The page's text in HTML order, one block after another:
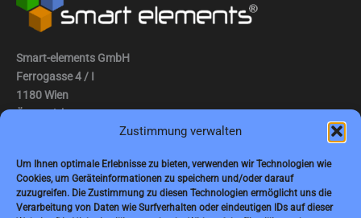
Zustimmung verwalten
Um Ihnen optimale Erlebnisse zu bieten, verwenden wir Technologien wie
Cookies, um Geräteinformationen zu speichern und/oder darauf
zuzugreifen. Die Zustimmung zu diesen Technologien ermöglicht uns die
Verarbeitung von Daten wie Surfverhalten oder eindeutigen IDs auf dieser
Smart-elements GmbH
Ferrogasse 4 / I
1180 Wien
Österreich
Fax: (0043) 1 2936882 -15
E-Mail:jbauer@smart-elements.com